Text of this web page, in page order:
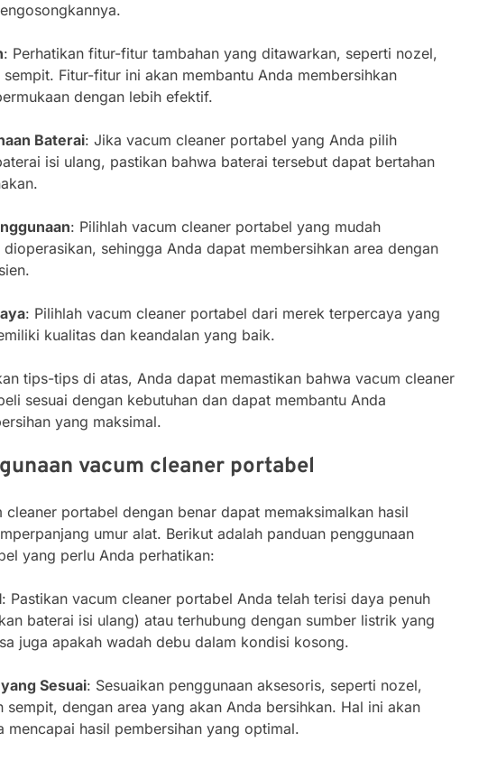
: Perhatikan fitur-fitur tambahan yang ditawarkan, seperti nozel,
Fitur-fitur ini akan membantu Anda membersihkan
dengan lebih efektif.
Baterai: Jika vacum cleaner portabel yang Anda pilih
isi ulang, pastikan bahwa baterai tersebut dapat bertahan
: Pilihlah vacum cleaner portabel yang mudah
sehingga Anda dapat membersihkan area dengan
: Pilihlah vacum cleaner portabel dari merek terpercaya yang
kualitas dan keandalan yang baik.
tips-tips di atas, Anda dapat memastikan bahwa vacum cleaner
sesuai dengan kebutuhan dan dapat membantu Anda
yang maksimal.
vacum cleaner portabel
cleaner portabel dengan benar dapat memaksimalkan hasil
umur alat. Berikut adalah panduan penggunaan
yang perlu Anda perhatikan:
: Pastikan vacum cleaner portabel Anda telah terisi daya penuh
baterai isi ulang) atau terhubung dengan sumber listrik yang
juga apakah wadah debu dalam kondisi kosong.
Sesuai: Sesuaikan penggunaan aksesoris, seperti nozel,
sempit, dengan area yang akan Anda bersihkan. Hal ini akan
mencapai hasil pembersihan yang optimal.